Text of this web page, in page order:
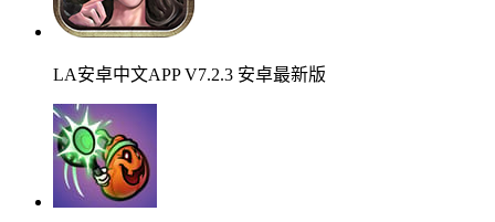
LA安卓中文APP V7.2.3 安卓最新版